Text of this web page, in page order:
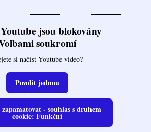
jsou blokovány
soukromí
si načíst Youtube video?
Povolit jednou
- souhlas s druhem
cookie: Funkční